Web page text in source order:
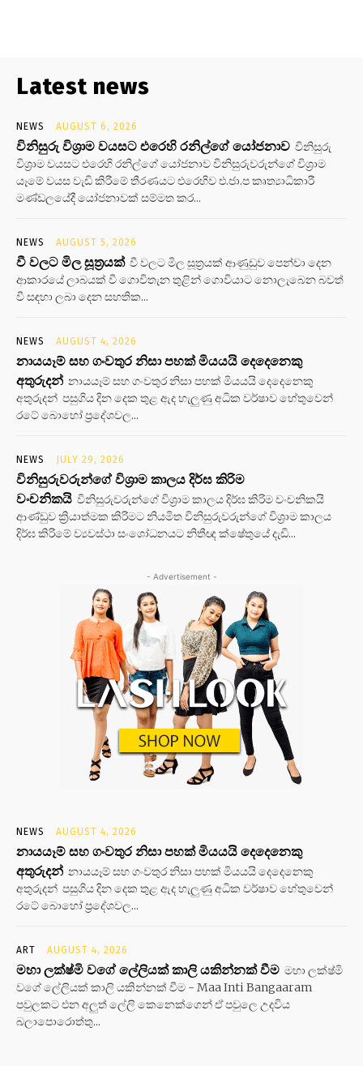
Latest news
NEWS AUGUST 6, 2026
විනිසුරු විශ්‍රාම වයසට එරෙහි රනිල්ගේ යෝජනාව විනිසුරු
විශ්‍රාම වයසට එරෙහි රනිල්ගේ යෝජනාව විනිසුරුවරුන්ගේ විශ්‍රාම
යෑමේ වයස වැඩි කිරීමේ තීරණයට එරෙහිව එ.ජා.ප කෘත්‍යාධිකාරී
මණ්ඩලයේදී යෝජනාවක් සම්මත කර...
NEWS AUGUST 5, 2026
වී වලට මිල සූත්‍රයක් වී වලට මිල සූත්‍රයක් ආණුඩුව පෙන්වා දෙන
ආකාරයේ ලාබයක් වී ගොවිතැන තුළින් ගොවියාට නොලැබෙන බවත්
වී සඳහා ලබා දෙන සහතික...
NEWS AUGUST 4, 2026
නායයෑම් සහ ගංවතුර නිසා පහක් මියයයි දෙදෙනෙකු
අතුරුදන් නායයෑම් සහ ගංවතුර නිසා පහක් මියයයි දෙදෙනෙකු
අතුරුදන් පසුගිය දින දෙක තුළ ඇද හැලුණු අධික වර්ෂාව හේතුවෙන්
රටේ බොහෝ ප්‍රදේශවල...
NEWS JULY 29, 2026
විනිසුරුවරුන්ගේ විශ්‍රාම කාලය දිර්ඝ කිරිම
වංචනිකයි විනිසුරුවරුන්ගේ විශ්‍රාම කාලය දිර්ඝ කිරිම වංචනිකයි
ආණ්ඩුව ක්‍රියාත්මක කිරිමට නියමිත විනිසුරුවරුන්ගේ විශ්‍රාම කාලය
දිර්ඝ කිරිමේ ව්‍යවස්ථා සංශෝධනයට නිතීඥ ක්ෂේතුයේ දැඩි...
- Advertisement -
NEWS AUGUST 4, 2026
නායයෑම් සහ ගංවතුර නිසා පහක් මියයයි දෙදෙනෙකු
අතුරුදන් නායයෑම් සහ ගංවතුර නිසා පහක් මියයයි දෙදෙනෙකු
අතුරුදන් පසුගිය දින දෙක තුළ ඇද හැලුණු අධික වර්ෂාව හේතුවෙන්
රටේ බොහෝ ප්‍රදේශවල...
ART AUGUST 4, 2026
මහා ලක්ෂ්මි වගේ ලේලියක් කාලි යකින්නක් වීම මහා ලක්ෂ්මි
වගේ ලේලියක් කාලි යකින්නක් වීම - Maa Inti Bangaaram
පවුලකට එන අලුත් ලේලි කෙනෙක්ගෙන් ඒ පවුලෙ උදවිය
බලාපොරොත්තු...